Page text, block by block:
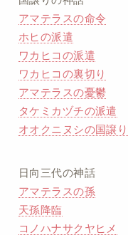
アマテラスの命令
ホヒの派遣
ワカヒコの派遣
ワカヒコの裏切り
アマテラスの憂鬱
タケミカヅチの派遣
オオクニヌシの国譲り
日向三代の神話
アマテラスの孫
天孫降臨
コノハナサクヤヒメ